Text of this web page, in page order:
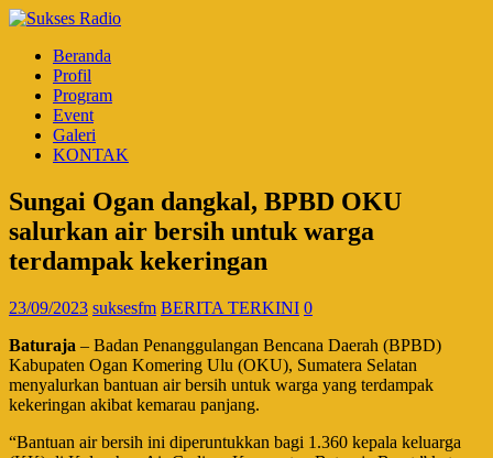
Beranda
Profil
Program
Event
Galeri
KONTAK
Sungai Ogan dangkal, BPBD OKU
salurkan air bersih untuk warga
terdampak kekeringan
23/09/2023 suksesfm BERITA TERKINI 0
Baturaja – Badan Penanggulangan Bencana Daerah (BPBD)
Kabupaten Ogan Komering Ulu (OKU), Sumatera Selatan
menyalurkan bantuan air bersih untuk warga yang terdampak
kekeringan akibat kemarau panjang.
“Bantuan air bersih ini diperuntukkan bagi 1.360 kepala keluarga